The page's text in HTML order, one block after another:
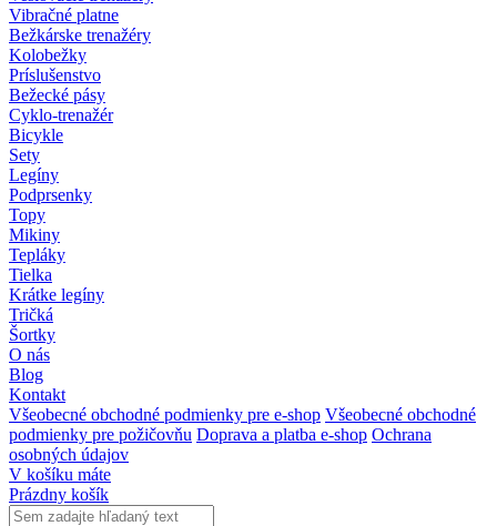
Vibračné platne
Bežkárske trenažéry
Kolobežky
Príslušenstvo
Bežecké pásy
Cyklo-trenažér
Bicykle
Sety
Legíny
Podprsenky
Topy
Mikiny
Tepláky
Tielka
Krátke legíny
Tričká
Šortky
O nás
Blog
Kontakt
Všeobecné obchodné podmienky pre e-shop Všeobecné obchodné
podmienky pre požičovňu Doprava a platba e-shop Ochrana
osobných údajov
V košíku máte
Prázdny košík